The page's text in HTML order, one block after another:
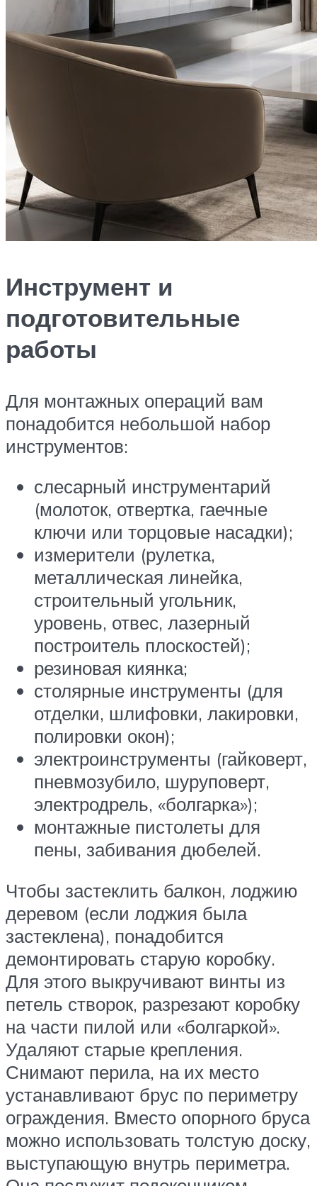
Инструмент и
подготовительные
работы
Для монтажных операций вам
понадобится небольшой набор
инструментов:
слесарный инструментарий
(молоток, отвертка, гаечные
ключи или торцовые насадки);
измерители (рулетка,
металлическая линейка,
строительный угольник,
уровень, отвес, лазерный
построитель плоскостей);
резиновая киянка;
столярные инструменты (для
отделки, шлифовки, лакировки,
полировки окон);
электроинструменты (гайковерт,
пневмозубило, шуруповерт,
электродрель, «болгарка»);
монтажные пистолеты для
пены, забивания дюбелей.
Чтобы застеклить балкон, лоджию
деревом (если лоджия была
застеклена), понадобится
демонтировать старую коробку.
Для этого выкручивают винты из
петель створок, разрезают коробку
на части пилой или «болгаркой».
Удаляют старые крепления.
Снимают перила, на их место
устанавливают брус по периметру
ограждения. Вместо опорного бруса
можно использовать толстую доску,
выступающую внутрь периметра.